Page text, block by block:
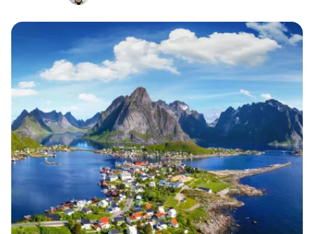
Continuați cu Facebook
Continuați cu e-mailul